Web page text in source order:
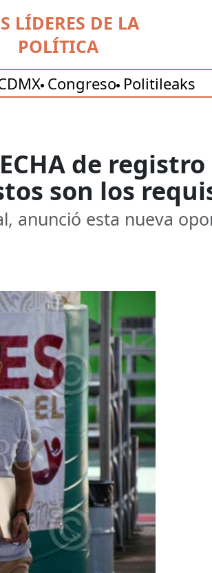
LÍDERES DE LA
POLÍTICA
Congreso Politileaks
de
son los
anunció esta nueva